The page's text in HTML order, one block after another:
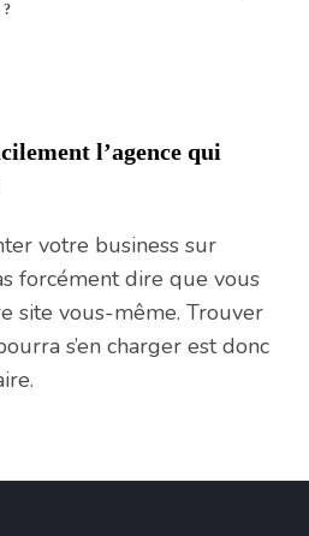
?
l’agence qui
votre business sur
forcément dire que vous
site vous-même. Trouver
s’en charger est donc